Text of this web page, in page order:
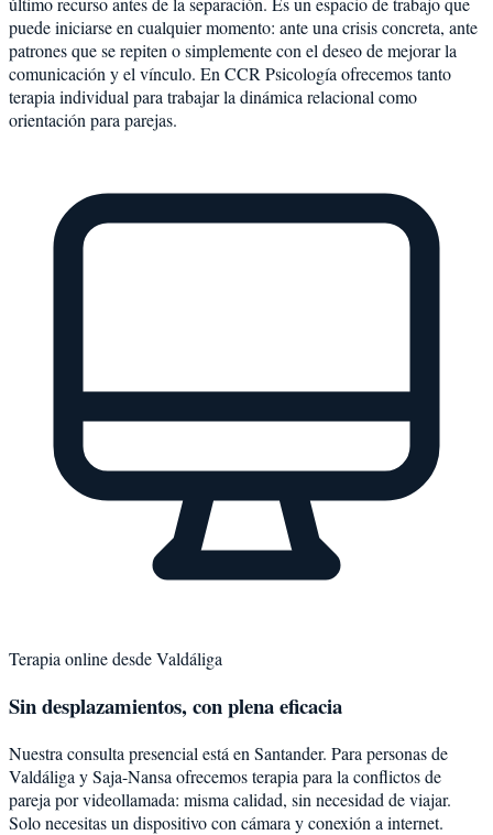
puede iniciarse en cualquier momento: ante una crisis concreta, ante
patrones que se repiten o simplemente con el deseo de mejorar la
comunicación y el vínculo. En CCR Psicología ofrecemos tanto
terapia individual para trabajar la dinámica relacional como
orientación para parejas.
Terapia online desdeValdáliga
Sin desplazamientos, con plena eficacia
Nuestra consulta presencial está en Santander. Para personas de
Valdáliga ySaja-Nansa ofrecemos terapia para la conflictos de
pareja por videollamada: misma calidad, sin necesidad de viajar.
Solo necesitas un dispositivo con cámara y conexión a internet.